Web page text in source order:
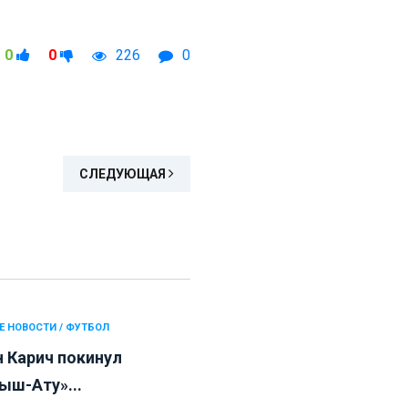
0 0 226 0
СЛЕДУЮЩАЯ
НОВОСТИ / ФУТБОЛ
Карич покинул
Ату»...